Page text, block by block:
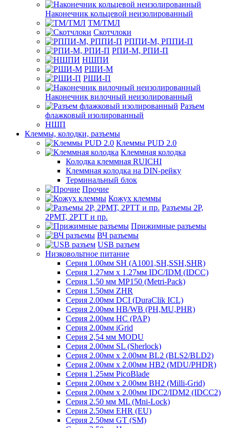
Наконечник кольцевой неизолированный
ТМ/ТМЛ
Скотчлоки
РППИ-М, РППИ-П
РПИ-М, РПИ-П
НШПИ
РШИ-М
РШИ-П
Наконечник вилочный неизолированный
Разъем
флажковый изолированный
НШП
Клеммы, колодки, разъемы
Клеммы PUD 2.0
Клеммная колодка
Колодка клеммная RUICHI
Клеммная колодка на DIN-рейку
Терминальный блок
Прочие
Кожух клеммы
Разъемы 2Р,
2РМТ, 2РТТ и пр.
Прижимные разъемы
ВЧ разъемы
USB разъем
Низковольтное питание
Серия 1.00мм SH (A1001,SH,SSH,SHR)
Серия 1.27мм x 1.27мм IDC/IDM (IDCC)
Серия 1.50 мм MP150 (Metri-Pack)
Серия 1.50мм ZHR
Серия 2.00мм DCI (DuraClik ICL)
Серия 2.00мм HB/WB (PH,MU,PHR)
Серия 2.00мм HC (PAP)
Серия 2.00мм iGrid
Серия 2,54 мм MODU
Серия 2.00мм SL (Sherlock)
Серия 2.00мм x 2.00мм BL2 (BLS2/BLD2)
Серия 2.00мм x 2.00мм HB2 (MDU/PHDR)
Серия 1.25мм PicoBlade
Серия 2.00мм х 2.00мм BH2 (Milli-Grid)
Серия 2.00мм х 2.00мм IDC2/IDM2 (IDCC2)
Серия 2.50 мм ML (Mni-Lock)
Серия 2.50мм EHR (EU)
Серия 2.50мм GT (SM)